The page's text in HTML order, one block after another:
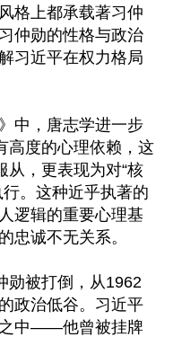
格上都承载著习仲
仲勋的性格与政治
习近平在权力格局
中，唐志学进一步
高度的心理依赖，这
从，更表现为对“核
。这种近乎执著的
逻辑的重要心理基
忠诚不无关系。
勋被打倒，从1962
政治低谷。习近平
之中——他曾被挂牌